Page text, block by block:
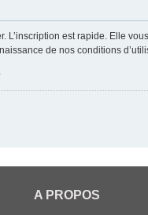
L’inscription est rapide. Elle
de nos conditions
A PROPOS